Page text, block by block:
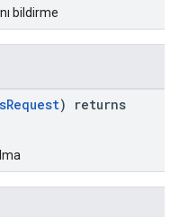
bildirme
) returns